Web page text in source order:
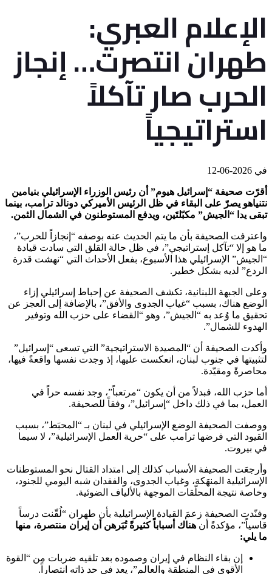
الإعلام العبري:
طهران انتصرت… إنجاز
الحرب صار تآكلاً
استراتيجياً
في
أقرّت صحيفة “إسرائيل هيوم” أن رئيس الوزراء الإسرائيلي بنيامين
نتنياهو يصرّ على البقاء في ظل الرئيس الأميركي دونالد ترامب، بينما
تبقى يدا “الجيش” مكبّلتَين، ويدفع المستوطنون في الشمال الثمن.
واعترفت الصحيفة بأن ما يتم الحديث عنه بوصفه “إنجازاً للحرب”،
ما هو إلا “تآكل إستراتيجي”، في ظل حالة القلق التي سادت قيادة
“الجيش” الإسرائيلي هذا الأسبوع، بفعل الأحداث التي “نهشت قدرة
الردع” لديه بشكل خطير.
وعلى الجبهة اللبنانية، تكشف الصحيفة عن إحباط إسرائيلي إزاء
الوضع هناك، بسبب “غياب الجدوى والأفق”، بالإضافة إلى العجز عن
تحقيق ما وُعد به “الجيش”، وهو “القضاء على حزب الله وتوفير
الهدوء للشمال”.
وأكدت الصحيفة أن “المصيدة الاستراتيجية” التي تسعى “إسرائيل”
لتثبيتها في جنوب لبنان، انعكست عليها، إذ وجدت نفسها واقعةً فيها،
محاصرةً ومقيّدة.
أما حزب الله، فبدلاً من أن يكون “مرتعباً”، وجد نفسه حراً في
العمل، بما في ذلك داخل “إسرائيل”، وفقاً للصحيفة.
ووصفت الصحيفة الوضع الإسرائيلي في لبنان بـ “المحبَط”، بسبب
القيود التي فرضها ترامب على “حرية العمل الإسرائيلية”، لا سيما
في بيروت.
وأرجعَت الصحيفة الأسباب كذلك إلى امتداد القتال نحو المستوطنات
الإسرائيلية المنهَكة، وغياب الجدوى، والفقدان شبه اليومي للجنود،
وخاصة نتيجة المحلّقات الموجهة بالألياف الضوئية.
وفنّدت الصحيفة زعمَ القيادة الإسرائيلية بأن طهران “لُقّنت درساً
قاسياً”، مؤكدةً أن هناك أسباباً كثيرةً تُبَرهن أن إيران منتصرة، منها
ما يلي:
إن بقاء النظام في إيران وصموده بعد تلقيه ضربات من “القوة
الأقوى في المنطقة والعالم”، يعد في حد ذاته انتصاراً.